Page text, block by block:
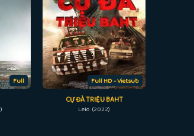
Full Full HD - Vietsub
CỰ ĐÀ TRIỆU BAHT
Leio (2022)